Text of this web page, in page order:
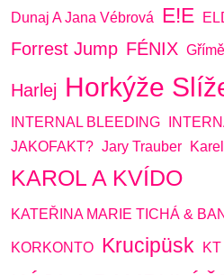
Dunaj A Jana Vébrová E!E
Forrest Jump FÉNIX
Harlej Horkýže
INTERNAL BLEEDING
JAKOFAKT? Jary Trauber
KAROL A KVÍDO
KATEŘINA MARIE TICHÁ &
KORKONTO Krucipüsk